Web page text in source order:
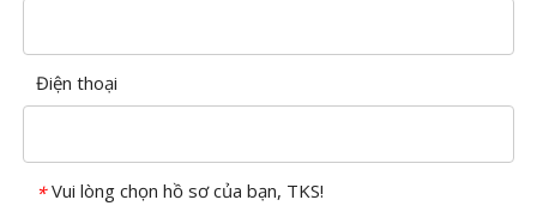
Điện thoại
* Vui lòng chọn hồ sơ của bạn, TKS!